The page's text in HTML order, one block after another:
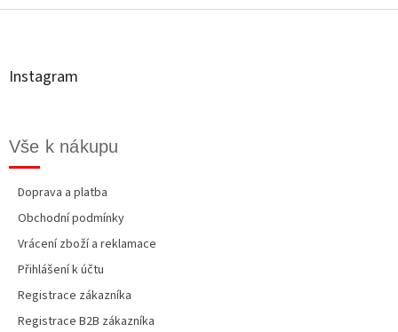
á
Instagram
Vše k nákupu
Doprava a platba
Obchodní podmínky
Vrácení zboží a reklamace
Přihlášení k účtu
Registrace zákazníka
Registrace B2B zákazníka